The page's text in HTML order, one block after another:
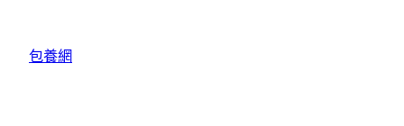
包養網